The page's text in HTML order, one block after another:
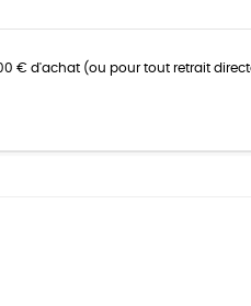
€ d'achat (ou pour tout retrait